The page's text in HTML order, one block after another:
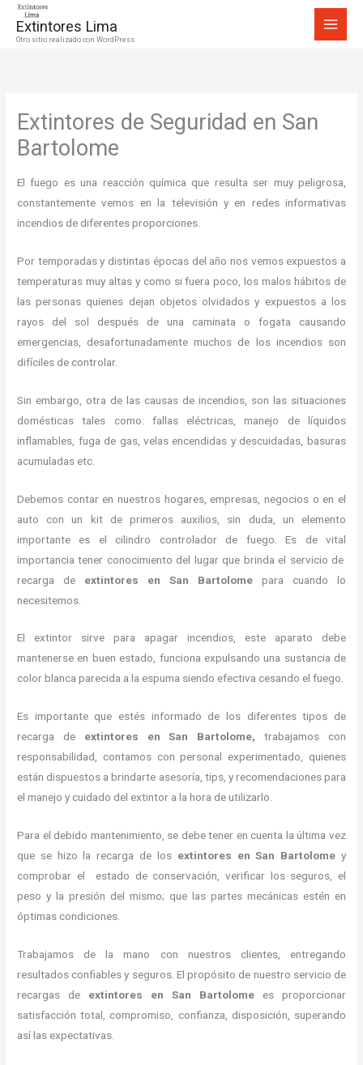
Extintores Lima
Otro sitio realizado con WordPress
Extintores de Seguridad en San
Bartolome
El fuego es una reacción química que resulta ser muy peligrosa,
constantemente vemos en la televisión y en redes informativas
incendios de diferentes proporciones.
Por temporadas y distintas épocas del año nos vemos expuestos a
temperaturas muy altas y como si fuera poco, los malos hábitos de
las personas quienes dejan objetos olvidados y expuestos a los
rayos del sol después de una caminata o fogata causando
emergencias, desafortunadamente muchos de los incendios son
difíciles de controlar.
Sin embargo, otra de las causas de incendios, son las situaciones
domésticas tales como: fallas eléctricas, manejo de líquidos
inflamables, fuga de gas, velas encendidas y descuidadas, basuras
acumuladas etc.
Debemos contar en nuestros hogares, empresas, negocios o en el
auto con un kit de primeros auxilios, sin duda, un elemento
importante es el cilindro controlador de fuego. Es de vital
importancia tener conocimiento del lugar que brinda el servicio de
recarga de extintores en San Bartolome para cuando lo
necesitemos.
El extintor sirve para apagar incendios, este aparato debe
mantenerse en buen estado, funciona expulsando una sustancia de
color blanca parecida a la espuma siendo efectiva cesando el fuego.
Es importante que estés informado de los diferentes tipos de
recarga de extintores en San Bartolome,trabajamos con
responsabilidad, contamos con personal experimentado, quienes
están dispuestos a brindarte asesoría, tips, y recomendaciones para
el manejo y cuidado del extintor a la hora de utilizarlo.
Para el debido mantenimiento, se debe tener en cuenta la última vez
que se hizo la recarga de los extintores en San Bartolome y
comprobar el estado de conservación, verificar los seguros, el
peso y la presión del mismo; que las partes mecánicas estén en
óptimas condiciones.
Trabajamos de la mano con nuestros clientes, entregando
resultados confiables y seguros. El propósito de nuestro servicio de
recargas de extintores en San Bartolome es proporcionar
satisfacción total, compromiso, confianza, disposición, superando
así las expectativas.